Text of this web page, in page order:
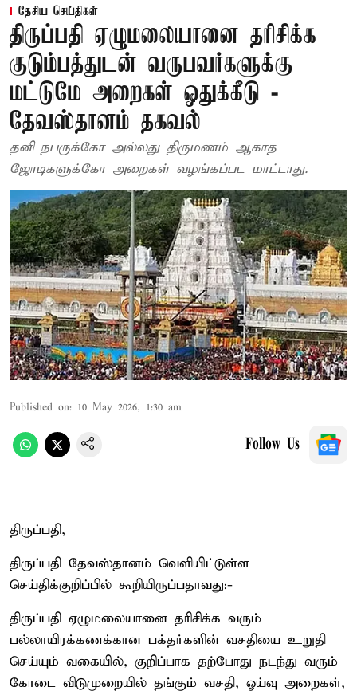
தேசிய செய்திகள்
திருப்பதி ஏழுமலையானை தரிசிக்க
குடும்பத்துடன் வருபவர்களுக்கு
மட்டுமே அறைகள் ஒதுக்கீடு -
தேவஸ்தானம் தகவல்
தனி நபருக்கோ அல்லது திருமணம் ஆகாத
ஜோடிகளுக்கோ அறைகள் வழங்கப்பட மாட்டாது.
Published on: 10 May 2026, 1:30 am
Follow Us
திருப்பதி,
திருப்பதி தேவஸ்தானம் வெளியிட்டுள்ள
செய்திக்குறிப்பில் கூறியிருப்பதாவது:-
திருப்பதி ஏழுமலையானை தரிசிக்க வரும்
பல்லாயிரக்கணக்கான பக்தர்களின் வசதியை உறுதி
செய்யும் வகையில், குறிப்பாக தற்போது நடந்து வரும்
கோடை விடுமுறையில் தங்கும் வசதி, ஓய்வு அறைகள்,